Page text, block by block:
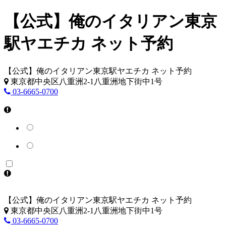
【公式】俺のイタリアン東京
駅ヤエチカ ネット予約
【公式】俺のイタリアン東京駅ヤエチカ ネット予約
東京都中央区八重洲2-1八重洲地下街中1号
03-6665-0700
【公式】俺のイタリアン東京駅ヤエチカ ネット予約
東京都中央区八重洲2-1八重洲地下街中1号
03-6665-0700